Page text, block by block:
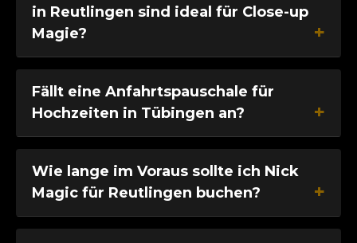
in Reutlingen sind ideal für Close-up
Magie?
Fällt eine Anfahrtspauschale für
Hochzeiten in Tübingen an?
Wie lange im Voraus sollte ich Nick
Magic für Reutlingen buchen?